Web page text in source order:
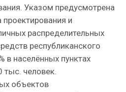
Указом предусмотрена
и
распределительных
республиканского
в населённых пунктах
тыс. человек.
объектов